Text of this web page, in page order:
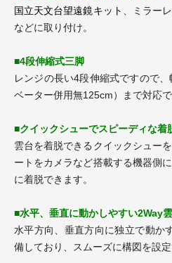
国立天文台望遠鏡キット
、ミラー
などに取り付け。
■4段伸縮式三脚
レンジの長い4段伸縮式ですので
ベーター併用無125cm）まで対応で
■クイックシューでスピーディな着
雲台を着脱できるクイックシュー
ートをカメラなど搭載する機器側
に着脱できます。
■水平、垂直に動かしやすい2Way
水平方向、垂直方向に独立で動か
備しており、スムーズに構図を設定